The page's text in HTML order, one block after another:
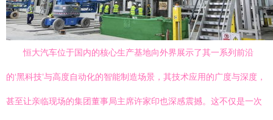
恒大汽车位于国内的核心生产基地向外界展示了其一系列前沿
的‘黑科技’与高度自动化的智能制造场景，其技术应用的广度与深度，
甚至让亲临现场的集团董事局主席许家印也深感震撼。这不仅是一次